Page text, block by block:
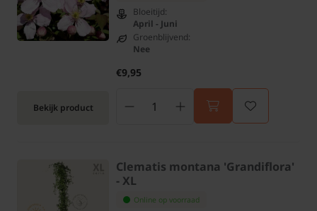
Bekijk product
Bloeitijd:
April - Juni
Groenblijvend:
Nee
€9,95
Clematis montana 'Grandiflora'
- XL
Online op voorraad